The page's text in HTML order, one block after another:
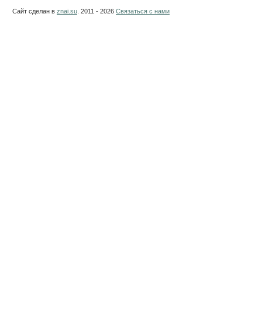
Сайт сделан в znai.su . 2011 - 2026 Связаться с нами